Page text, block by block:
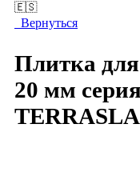
🇪🇸
Вернуться
Плитка
20 мм